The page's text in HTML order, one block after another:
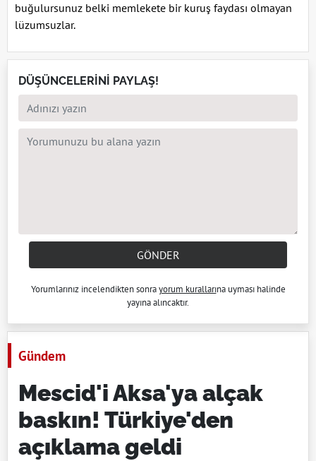
buğulursunuz belki memlekete bir kuruş faydası olmayan
lüzumsuzlar.
DÜŞÜNCELERİNİ PAYLAŞ!
GÖNDER
Yorumlarınız incelendikten sonrayorum kurallarına uyması halinde
yayına alıncaktır.
Gündem
Mescid'i Aksa'ya alçak
baskın! Türkiye'den
açıklama geldi